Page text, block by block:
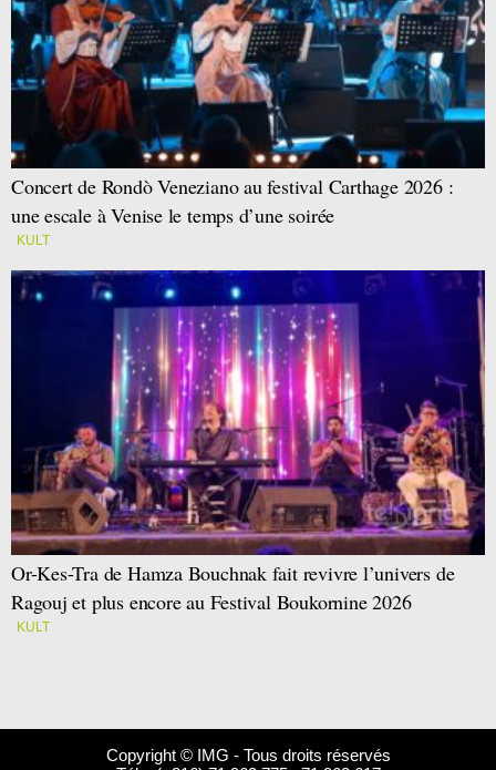
Concert de Rondò Veneziano au festival Carthage 2026 :
une escale à Venise le temps d’une soirée
KULT
Or-Kes-Tra de Hamza Bouchnak fait revivre l’univers de
Ragouj et plus encore au Festival Boukornine 2026
KULT
Copyright © IMG - Tous droits réservés